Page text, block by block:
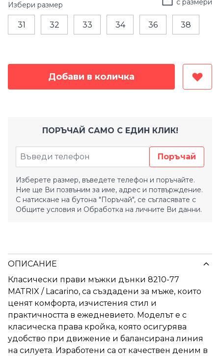
Избери размер
31 32 33 34 36 38
с размери
Добави в количка
ПОРЪЧАЙ САМО С ЕДИН КЛИК!
Поръчай
Изберете размер, въведете телефон и поръчайте.
Ние ще Ви позвъним за име, адрес и потвърждение.
С натискане на бутона "Поръчай", се съгласявате с
Общите условия и Обработка на личните Ви данни.
ОПИСАНИЕ
Класически прави мъжки дънки 8210-77
MATRIX / Lacarino, са създадени за мъже, които
ценят комфорта, изчистения стил и
практичността в ежедневието. Моделът е с
класическа права кройка, която осигурява
удобство при движение и балансирана линия
на силуета. Изработени са от качествен деним в